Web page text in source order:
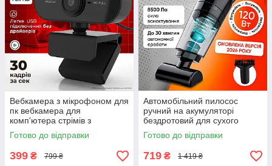
Вебкамера з мікрофоном для
пк вебкамера для
комп'ютера стрімів з
автофокусом вебка full hd
1920 x 1080
Готово до відправки
399 ₴ 799 ₴
Автомобільний пилосос
ручний на акумуляторі
бездротовий для сухого
прибирання автопилосос для
салону автомобіля з
насадками
Готово до відправки
719 ₴ 1 419 ₴